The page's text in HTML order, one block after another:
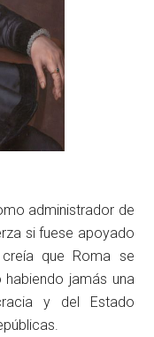
administrador de
si fuese apoyado
que Roma se
habiendo jamás una
y del Estado